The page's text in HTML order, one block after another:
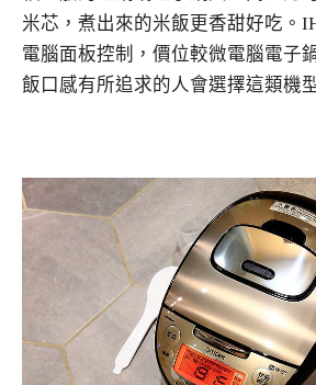
米芯，煮出來的米飯更香甜好吃。
電腦面板控制，價位較微電腦電子
飯口感有所追求的人會選擇這類機